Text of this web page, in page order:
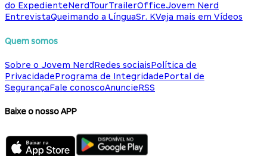
do ExpedienteNerdTourTrailerOfficeJovem Nerd
EntrevistaQueimando a LínguaSr. KVeja mais em Vídeos
Quem somos
Sobre o Jovem NerdRedes sociaisPolítica de
PrivacidadePrograma de IntegridadePortal de
SegurançaFale conoscoAnuncieRSS
Baixe o nosso APP